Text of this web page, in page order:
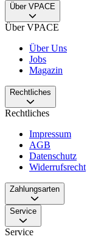
Über VPACE
Über VPACE
Über Uns
Jobs
Magazin
Rechtliches
Rechtliches
Impressum
AGB
Datenschutz
Widerrufsrecht
Zahlungsarten
Service
Service